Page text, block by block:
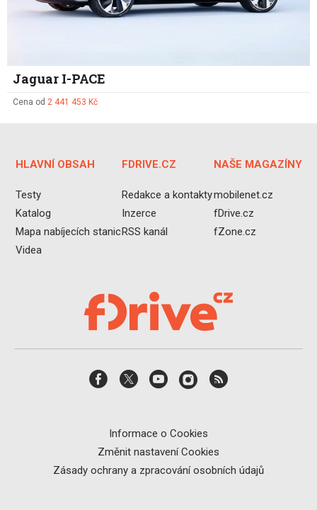
Jaguar I-PACE
Cena od 2 441 453 Kč
HLAVNÍ OBSAH
Testy
Katalog
Mapa nabíjecích stanic
Videa
FDRIVE.CZ
Redakce a kontakty
Inzerce
RSS kanál
NAŠE MAGAZÍNY
mobilenet.cz
fDrive.cz
fZone.cz
Informace o Cookies
Změnit nastavení Cookies
Zásady ochrany a zpracování osobních údajů